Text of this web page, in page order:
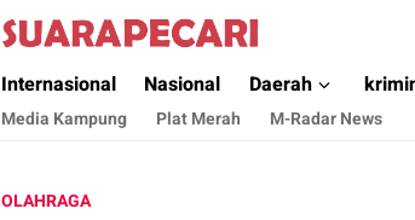
Suara Pecari
Suara Pencerahan Anak Negeri ( Berita Aktual &
Internasional Nasional Daerah
Media Kampung Plat Merah M-Radar News
OLAHRAGA